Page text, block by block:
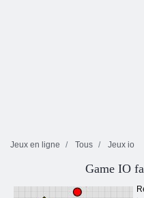
Jeux en ligne Tous Jeux io
Game IO